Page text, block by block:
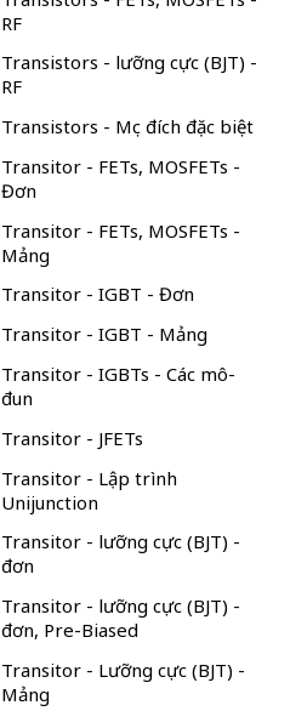
RF
Transistors - lưỡng cực (BJT) -
RF
Transistors - Mục đích đặc biệt
Transitor - FETs, MOSFETs -
Đơn
Transitor - FETs, MOSFETs -
Mảng
Transitor - IGBT - Đơn
Transitor - IGBT - Mảng
Transitor - IGBTs - Các mô-
đun
Transitor - JFETs
Transitor - Lập trình
Unijunction
Transitor - lưỡng cực (BJT) -
đơn
Transitor - lưỡng cực (BJT) -
đơn, Pre-Biased
Transitor - Lưỡng cực (BJT) -
Mảng